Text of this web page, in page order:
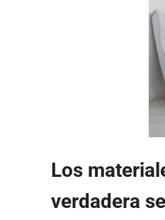
Los
verdadera